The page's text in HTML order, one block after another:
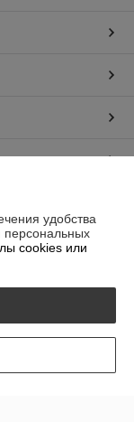
Андрей Тахирович
Губичи, ул.
удобства
персональных
cookies или